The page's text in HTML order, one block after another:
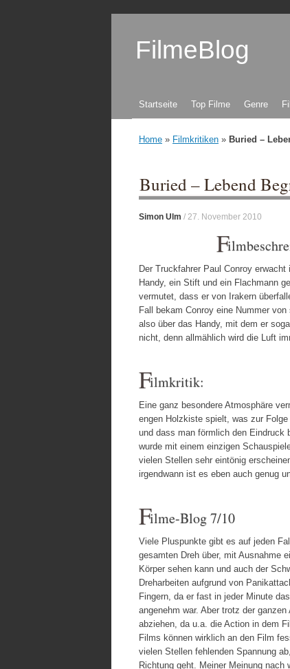
FilmeBlog
Zum Inhalt springen
Startseite Top Filme Genre
Home » Filmkritiken » Buried –
Buried – Lebend
Simon Ulm / 27. November 2010
F
Der Truckfahrer Paul Conroy
Handy, ein Stift und ein Flachmann
vermutet, dass er von Irakern
Fall bekam Conroy eine Nummer
also über das Handy, mit dem er
nicht, denn allmählich wird die Luft
Filmkritik:
Eine ganz besondere Atmosphäre
engen Holzkiste spielt, was zur
und dass man förmlich den Eindruck
wurde mit einem einzigen
vielen Stellen sehr eintönig
irgendwann ist es eben auch genug
Filme-Blog 7/10
Viele Pluspunkte gibt es auf jeden
gesamten Dreh über, mit Ausnahme
Körper sehen kann und auch der
Dreharbeiten aufgrund von
Fingern, da er fast in jeder Minute
angenehm war. Aber trotz der
abziehen, da u.a. die Action in dem
Films können wirklich an den Film
vielen Stellen fehlenden Spannung
Richtung geht. Meiner Meinung